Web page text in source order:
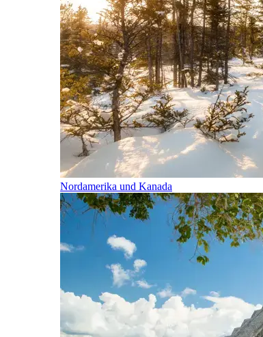
Nordamerika und Kanada